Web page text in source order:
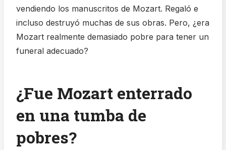
vendiendo los manuscritos de Mozart. Regaló e
incluso destruyó muchas de sus obras. Pero, ¿era
Mozart realmente demasiado pobre para tener un
funeral adecuado?
¿Fue Mozart enterrado
en una tumba de
pobres?